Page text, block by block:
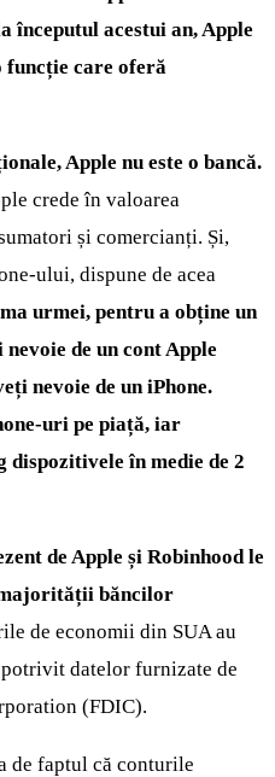
începutul acestui an, Apple
funcție care oferă
Apple nu este o bancă.
crede în valoarea
și comercianți. Și,
ului, dispune de acea
urmei, pentru a obține un
de un cont Apple
nevoie de un iPhone.
uri pe piață, iar
în medie de 2
de Apple și Robinhood le
majorității băncilor
de economii din SUA au
datelor furnizate de
(FDIC).
de faptul că conturile